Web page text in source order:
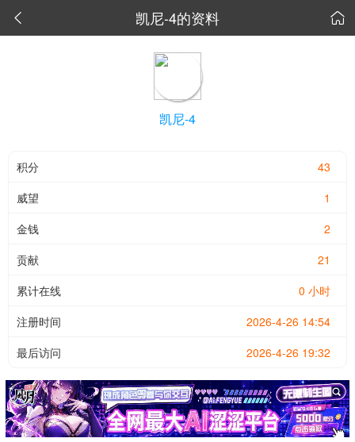
 凯尼-4的资料 
凯尼-4
43
积分
1
威望
2
金钱
21
贡献
0 小时
累计在线
2026-4-26 14:54
注册时间
2026-4-26 19:32
最后访问